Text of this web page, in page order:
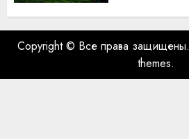
Copyright © Все права защищены.
themes.